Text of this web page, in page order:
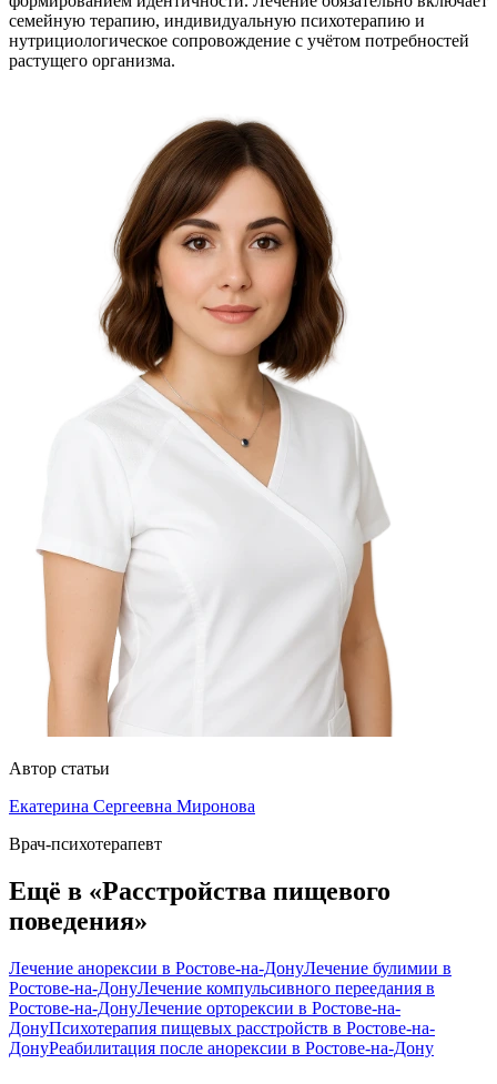
семейную терапию, индивидуальную психотерапию и
нутрициологическое сопровождение с учётом потребностей
растущего организма.
Автор статьи
Екатерина Сергеевна Миронова
Врач-психотерапевт
Ещё в «Расстройства пищевого
поведения»
Лечение анорексии в Ростове-на-ДонуЛечение булимии в
Ростове-на-ДонуЛечение компульсивного переедания в
Ростове-на-ДонуЛечение орторексии в Ростове-на-
ДонуПсихотерапия пищевых расстройств в Ростове-на-
ДонуРеабилитация после анорексии в Ростове-на-Дону